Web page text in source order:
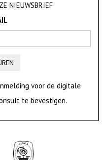
NIEUWSBRIEF
voor de digitale
te bevestigen.